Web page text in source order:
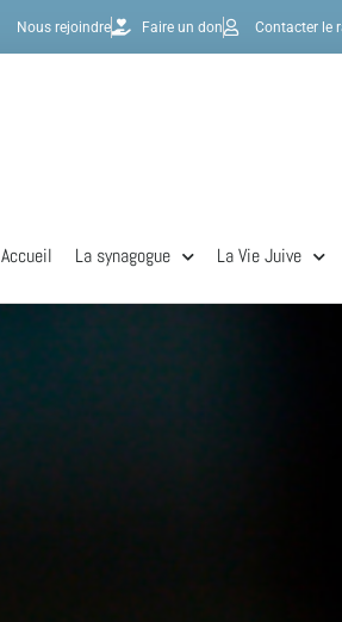
Nous rejoindre Faire un don Contacter le
Accueil La synagogue La Vie Juive